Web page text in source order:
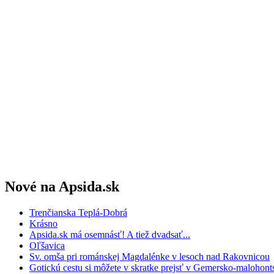
Nové na Apsida.sk
Trenčianska Teplá-Dobrá
Krásno
Apsida.sk má osemnásť! A tiež dvadsať...
Oľšavica
Sv. omša pri románskej Magdalénke v lesoch nad Rakovnicou
Gotickú cestu si môžete v skratke prejsť v Gemersko-